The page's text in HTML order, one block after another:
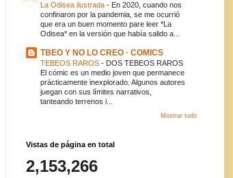
La Odisea ilustrada - En 2020, cuando nos
confinaron por la pandemia, se me ocurrió
que era un buen momento pare leer *La
Odisea* en la versión que había salido a...
TBEO Y NO LO CREO · COMICS
TEBEOS RAROS - DOS TEBEOS RAROS
El cómic es un medio joven que permanece
prácticamente inexplorado. Algunos autores
juegan con sus límites narrativos,
tanteando terrenos i...
Mostrar todo
Vistas de página en total
2,153,266